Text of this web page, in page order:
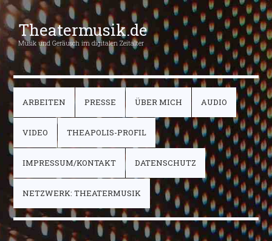
Theatermusik.de
Musik und Geräusch im digitalen Zeitalter
ARBEITEN PRESSE ÜBER MICH AUDIO
VIDEO THEAPOLIS-PROFIL
IMPRESSUM/KONTAKT DATENSCHUTZ
NETZWERK: THEATERMUSIK